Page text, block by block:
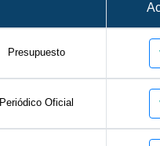
Presupuesto
Periódico Oficial